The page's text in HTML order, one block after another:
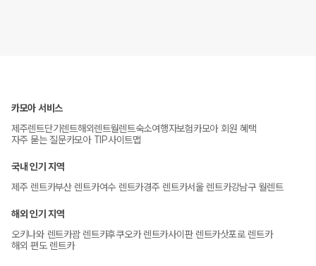
카모아 서비스
제주렌트단기렌트해외렌트월렌트숙소여행자보험카모아 회원 혜택
자주 묻는 질문카모아 TIP사이트맵
국내 인기 지역
제주 렌트카부산 렌트카여수 렌트카경주 렌트카서울 렌트카강남구 월렌트
해외 인기 지역
오키나와 렌트카괌 렌트카후쿠오카 렌트카사이판 렌트카삿포로 렌트카
해외 편도 렌트카